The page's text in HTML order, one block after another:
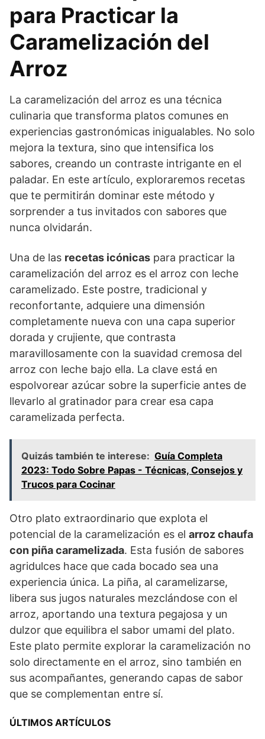
para Practicar la
Caramelización del
Arroz
La caramelización del arroz es una técnica
culinaria que transforma platos comunes en
experiencias gastronómicas inigualables. No solo
mejora la textura, sino que intensifica los
sabores, creando un contraste intrigante en el
paladar. En este artículo, exploraremos recetas
que te permitirán dominar este método y
sorprender a tus invitados con sabores que
nunca olvidarán.
Una de las recetas icónicas para practicar la
caramelización del arroz es el arroz con leche
caramelizado. Este postre, tradicional y
reconfortante, adquiere una dimensión
completamente nueva con una capa superior
dorada y crujiente, que contrasta
maravillosamente con la suavidad cremosa del
arroz con leche bajo ella. La clave está en
espolvorear azúcar sobre la superficie antes de
llevarlo al gratinador para crear esa capa
caramelizada perfecta.
Quizás también te interese: Guía Completa
2023: Todo Sobre Papas - Técnicas, Consejos y
Trucos para Cocinar
Otro plato extraordinario que explota el
potencial de la caramelización es el arroz chaufa
con piña caramelizada. Esta fusión de sabores
agridulces hace que cada bocado sea una
experiencia única. La piña, al caramelizarse,
libera sus jugos naturales mezclándose con el
arroz, aportando una textura pegajosa y un
dulzor que equilibra el sabor umami del plato.
Este plato permite explorar la caramelización no
solo directamente en el arroz, sino también en
sus acompañantes, generando capas de sabor
que se complementan entre sí.
ÚLTIMOS ARTÍCULOS